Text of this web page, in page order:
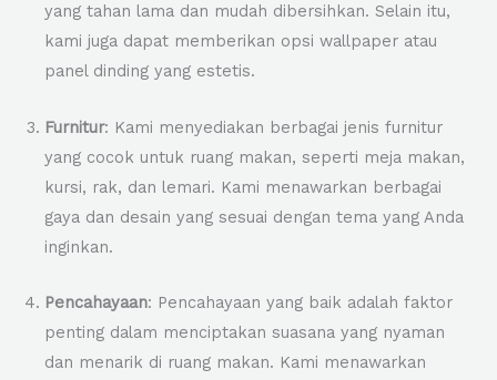
yang tahan lama dan mudah dibersihkan. Selain itu,
kami juga dapat memberikan opsi wallpaper atau
panel dinding yang estetis.
Furnitur: Kami menyediakan berbagai jenis furnitur
yang cocok untuk ruang makan, seperti meja makan,
kursi, rak, dan lemari. Kami menawarkan berbagai
gaya dan desain yang sesuai dengan tema yang Anda
inginkan.
Pencahayaan: Pencahayaan yang baik adalah faktor
penting dalam menciptakan suasana yang nyaman
dan menarik di ruang makan. Kami menawarkan